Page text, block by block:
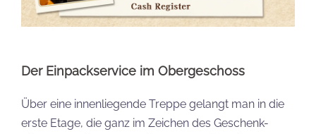
Der Einpackservice im Obergeschoss
Über eine innenliegende Treppe gelangt man in die
erste Etage, die ganz im Zeichen des Geschenk-